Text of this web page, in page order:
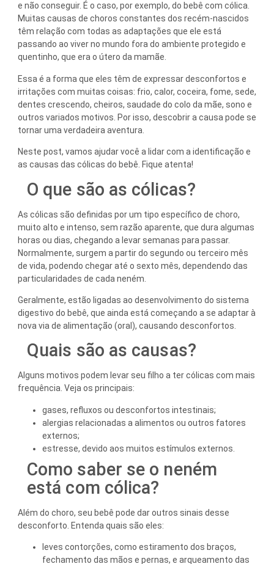
e não conseguir. É o caso, por exemplo, do bebê com cólica.
Muitas causas de choros constantes dos recém-nascidos
têm relação com todas as adaptações que ele está
passando ao viver no mundo fora do ambiente protegido e
quentinho, que era o útero da mamãe.
Essa é a forma que eles têm de expressar desconfortos e
irritações com muitas coisas: frio, calor, coceira, fome, sede,
dentes crescendo, cheiros, saudade do colo da mãe, sono e
outros variados motivos. Por isso, descobrir a causa pode se
tornar uma verdadeira aventura.
Neste post, vamos ajudar você a lidar com a identificação e
as causas das cólicas do bebê. Fique atenta!
O que são as cólicas?
As cólicas são definidas por um tipo específico de choro,
muito alto e intenso, sem razão aparente, que dura algumas
horas ou dias, chegando a levar semanas para passar.
Normalmente, surgem a partir do segundo ou terceiro mês
de vida, podendo chegar até o sexto mês, dependendo das
particularidades de cada neném.
Geralmente, estão ligadas ao desenvolvimento do sistema
digestivo do bebê, que ainda está começando a se adaptar à
nova via de alimentação (oral), causando desconfortos.
Quais são as causas?
Alguns motivos podem levar seu filho a ter cólicas com mais
frequência. Veja os principais:
gases, refluxos ou desconfortos intestinais;
alergias relacionadas a alimentos ou outros fatores
externos;
estresse, devido aos muitos estímulos externos.
Como saber se o neném
está com cólica?
Além do choro, seu bebê pode dar outros sinais desse
desconforto. Entenda quais são eles:
leves contorções, como estiramento dos braços,
fechamento das mãos e pernas, e arqueamento das